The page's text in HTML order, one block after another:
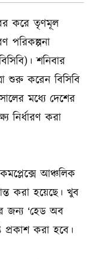
করে তৃণমূল
পরিকল্পনা
শনিবার
শুরু করেন বিসিবি
মধ্যে দেশের
নির্ধারণ করা
আঞ্চলিক
করা হয়েছে। খুব
জন্য ‘হেড অব
প্রকাশ করা হবে।